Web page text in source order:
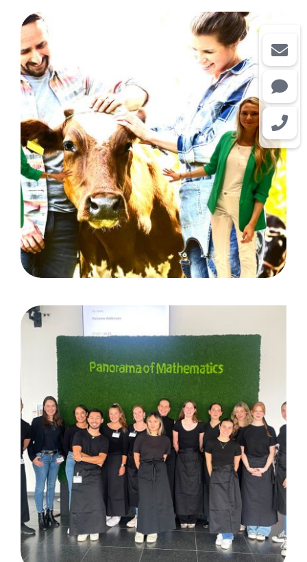
anuga: Köln/ Kunde
Hochwald Foods GmbH
Panorama of Mathematics:
Bonn / Kunde Hausdorff
Center for Mathematics